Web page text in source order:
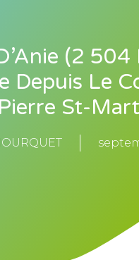
(2 504
Depuis Le
Pierre St-